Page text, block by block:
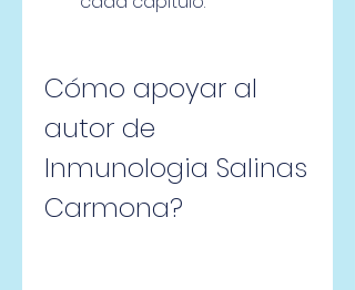
Cómo apoyar al
autor de
Inmunologia Salinas
Carmona?